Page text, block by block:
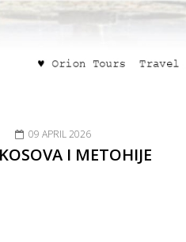
09 APRIL 2026
I METOHIJE